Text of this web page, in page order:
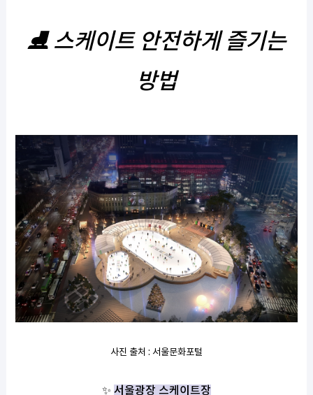
⛸ 스케이트 안전하게 즐기는
방법
사진 출처 : 서울문화포털
✨ 서울광장 스케이트장